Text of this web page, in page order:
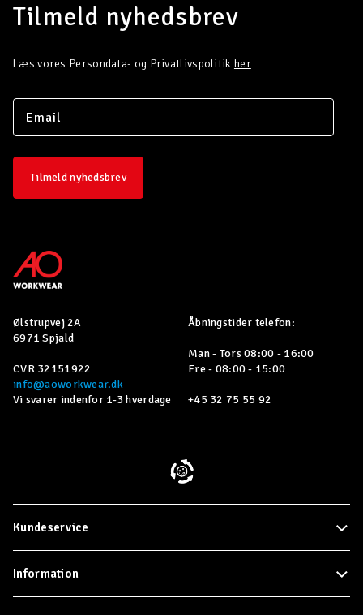
Tilmeld nyhedsbrev
Læs vores Persondata- og Privatlivspolitik her
Tilmeld nyhedsbrev
Ølstrupvej 2A
6971 Spjald
CVR 32151922
info@aoworkwear.dk
Vi svarer indenfor 1-3 hverdage
Åbningstider telefon:
Man - Tors 08:00 - 16:00
Fre - 08:00 - 15:00
+45 32 75 55 92
Kundeservice
Information